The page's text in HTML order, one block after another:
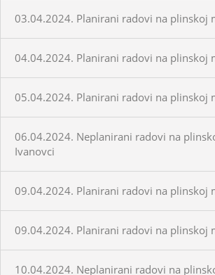
03.04.2024. Planirani radovi na plinskoj
04.04.2024. Planirani radovi na plinskoj
05.04.2024. Planirani radovi na plinskoj
06.04.2024. Neplanirani radovi na
Ivanovci
09.04.2024. Planirani radovi na plinskoj
09.04.2024. Planirani radovi na plinskoj
10.04.2024. Neplanirani radovi na